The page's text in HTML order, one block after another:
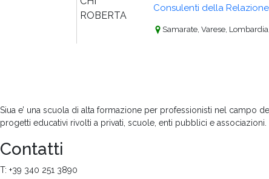
Consulenti della
Samarate, Varese,
Consulenti della
Siua e’ una scuola di alta formazione per professionisti nel campo
progetti educativi rivolti a privati, scuole, enti pubblici e associazioni.
Contatti
T: +39 340 251 3890